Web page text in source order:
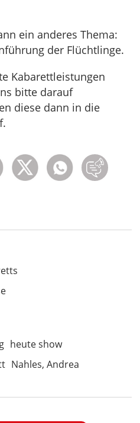
ein anderes Thema:
der Flüchtlinge.
Kabarettleistungen
bitte darauf
diese dann in die
heute show
Nahles, Andrea